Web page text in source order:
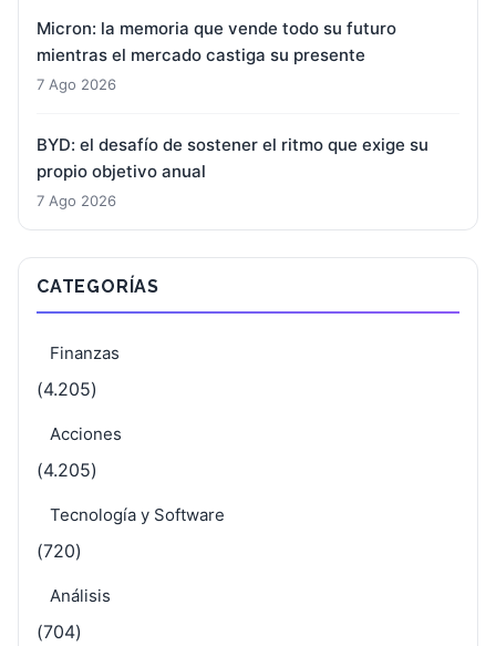
Micron: la memoria que vende todo su futuro
mientras el mercado castiga su presente
7 Ago 2026
BYD: el desafío de sostener el ritmo que exige su
propio objetivo anual
7 Ago 2026
CATEGORÍAS
Finanzas
(4.205)
Acciones
(4.205)
Tecnología y Software
(720)
Análisis
(704)